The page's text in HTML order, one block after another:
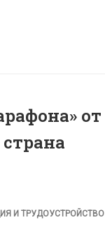
от
И ТРУДОУСТРОЙСТВО